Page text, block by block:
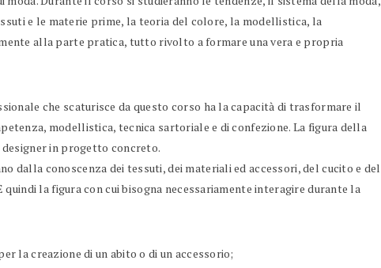
e le materie prime, la teoria del colore, la modellistica, la
alla parte pratica, tutto rivolto a formare una vera e propria
che scaturisce da questo corso ha la capacità di trasformare il
modellistica, tecnica sartoriale e di confezione. La figura della
in progetto concreto.
dalla conoscenza dei tessuti, dei materiali ed accessori, del cucito e del
la figura con cui bisogna necessariamente interagire durante la
la creazione di un abito o di un accessorio;